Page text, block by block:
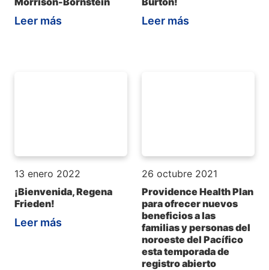
Leer más Leer más
13 enero 2022
¡Bienvenida, Regena
Frieden!
Leer más
26 octubre 2021
Providence Health Plan
para ofrecer nuevos
beneficios a las
familias y personas del
noroeste del Pacífico
esta temporada de
registro abierto